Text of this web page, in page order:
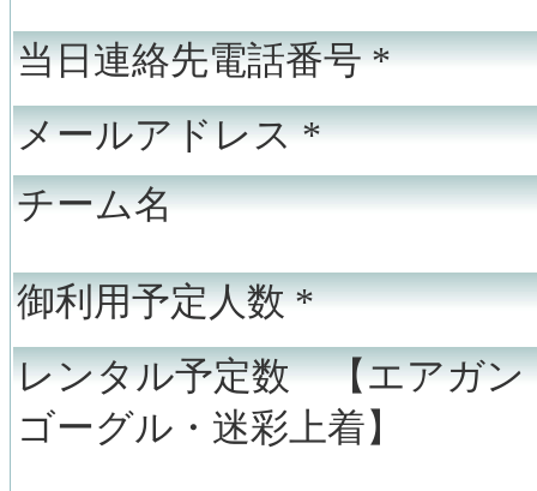
当日連絡先電話番号*
メールアドレス*
チーム名
御利用予定人数*
レンタル予定数 【エアガン
ゴーグル・迷彩上着】